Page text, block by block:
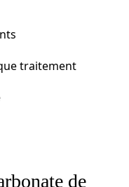
traitement
de